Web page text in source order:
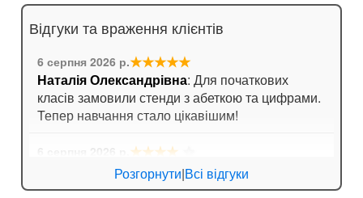
Відгуки та враження клієнтів
6 серпня 2026 р.★★★★★
Наталія Олександрівна: Для початкових
класів замовили стенди з абеткою та цифрами.
Тепер навчання стало цікавішим!
★★★★
Ігор Лозовий: Стенди для спортивної зали
яскраві, мотивують дітей займатися спортом!
Розгорнути|Всі відгуки